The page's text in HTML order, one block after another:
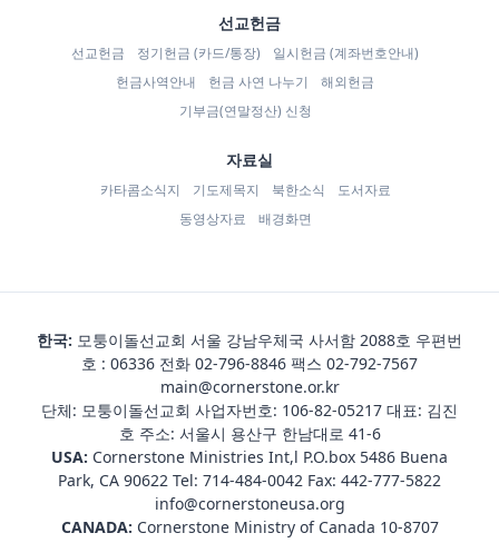
선교헌금
선교헌금 정기헌금 (카드/통장)
일시헌금 (계좌번호안내)
헌금사역안내
헌금 사연 나누기
해외헌금
기부금(연말정산) 신청
자료실
카타콤소식지 기도제목지 북한소식
도서자료
동영상자료
배경화면
한국: 모퉁이돌선교회 서울 강남우체국 사서함 2088호 우편번
호 : 06336 전화 02-796-8846 팩스 02-792-7567
main@cornerstone.or.kr
단체: 모퉁이돌선교회 사업자번호: 106-82-05217 대표: 김진
호 주소: 서울시 용산구 한남대로 41-6
USA: Cornerstone Ministries Int,l P.O.box 5486 Buena
Park, CA 90622 Tel: 714-484-0042 Fax: 442-777-5822
info@cornerstoneusa.org
CANADA: Cornerstone Ministry of Canada 10-8707